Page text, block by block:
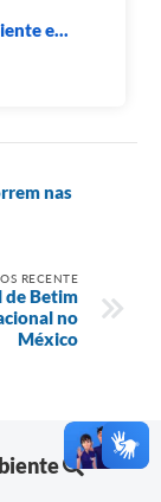
e...
nas
RECENTE
de Betim
no
México